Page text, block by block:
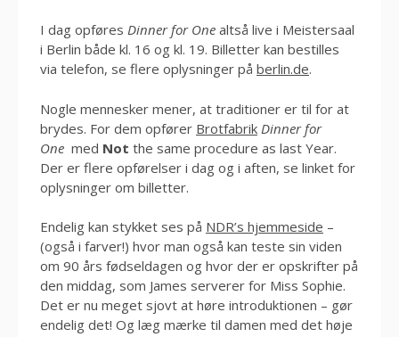
I dag opføres Dinner for One altså live i Meistersaal
i Berlin både kl. 16 og kl. 19. Billetter kan bestilles
via telefon, se flere oplysninger på berlin.de.
Nogle mennesker mener, at traditioner er til for at
brydes. For dem opfører Brotfabrik Dinner for
One med Not the same procedure as last Year.
Der er flere opførelser i dag og i aften, se linket for
oplysninger om billetter.
Endelig kan stykket ses på NDR’s hjemmeside –
(også i farver!) hvor man også kan teste sin viden
om 90 års fødseldagen og hvor der er opskrifter på
den middag, som James serverer for Miss Sophie.
Det er nu meget sjovt at høre introduktionen – gør
endelig det! Og læg mærke til damen med det høje